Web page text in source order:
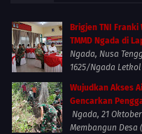
Brigjen TNI
TMMD Ngada di
Ngada, Nusa
1625/Ngada Letkol
Wujudkan Akses
Gencarkan
Ngada, 21
Membangun Desa